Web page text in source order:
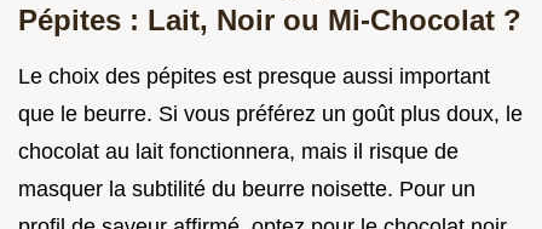
Pépites : Lait, Noir ou Mi-Chocolat ?
Le choix des pépites est presque aussi important
que le beurre. Si vous préférez un goût plus doux, le
chocolat au lait fonctionnera, mais il risque de
masquer la subtilité du beurre noisette. Pour un